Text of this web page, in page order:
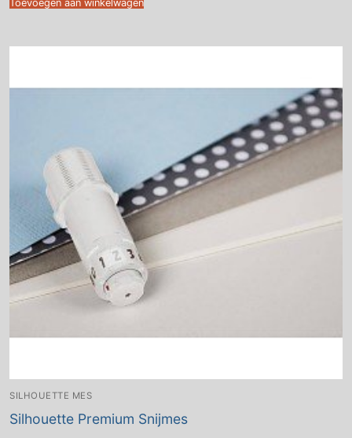
Toevoegen aan winkelwagen
SILHOUETTE MES
Silhouette Premium Snijmes